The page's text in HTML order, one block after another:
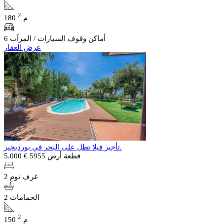
180 م 2
6 أماكن وقوف السيارات / المرآب
عرض العقار
تأجير فيلا تطل على البحر في بورديجير.
قطعة أرض 5955
€ 5.000
2 غرف نوم
2 الحمامات
150 م 2